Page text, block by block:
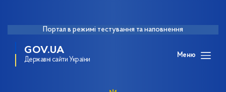
Портал в режимі тестування та наповнення
GOV.UA
Державні сайти України
Меню